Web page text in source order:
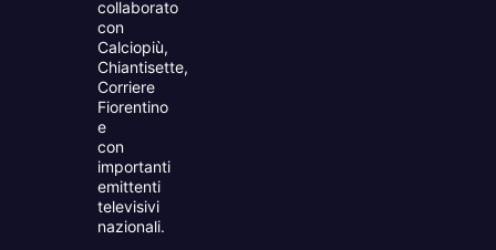
collaborato
con
Calciopiù,
Chiantisette,
Corriere
Fiorentino
e
con
importanti
emittenti
televisivi
nazionali.